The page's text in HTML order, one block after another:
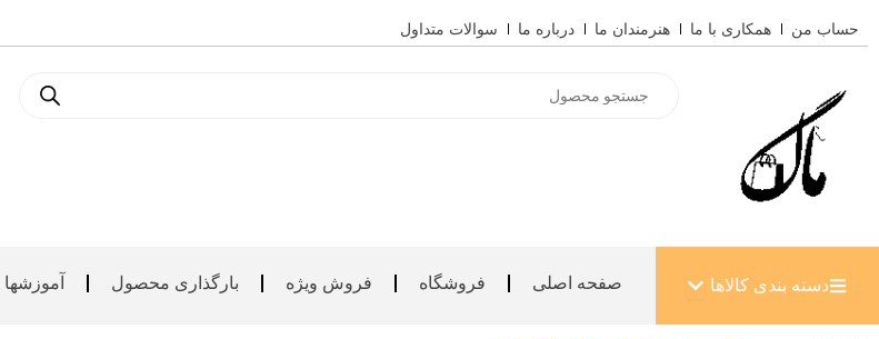
به
حساب من همکاری با ما هنرمندان ما درباره ما سوالات متداول
search
دسته بندی کالاها باز کردن دسته بندی کالاها
صفحه اصلی فروشگاه فروش ویژه بارگذاری محصول آموزشها